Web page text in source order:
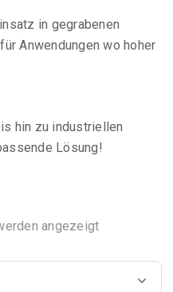
in gegrabenen
Anwendungen wo hoher
hin zu industriellen
Lösung!
angezeigtNach
sortiert